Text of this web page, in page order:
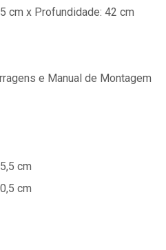
cm x Profundidade: 42 cm
e Manual de Montagem
cm
cm